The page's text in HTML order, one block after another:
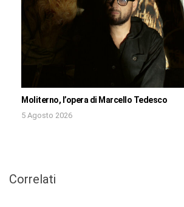
Moliterno, l’opera di Marcello Tedesco
5 Agosto 2026
Correlati